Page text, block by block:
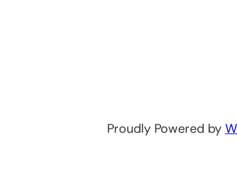
Proudly Powered by